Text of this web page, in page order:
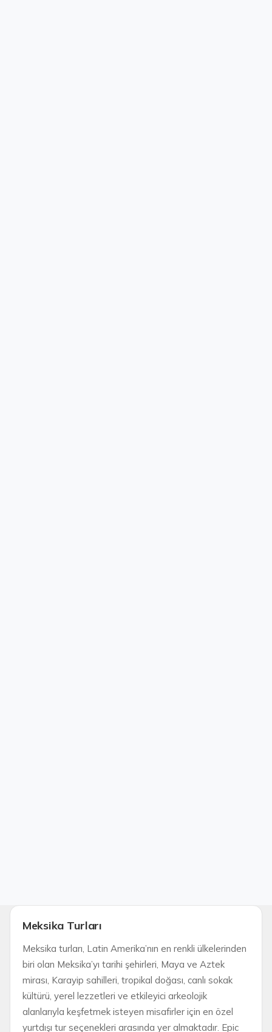
Meksika Turları
Meksika turları, Latin Amerika’nın en renkli ülkelerinden
biri olan Meksika’yı tarihi şehirleri, Maya ve Aztek
mirası, Karayip sahilleri, tropikal doğası, canlı sokak
kültürü, yerel lezzetleri ve etkileyici arkeolojik
alanlarıyla keşfetmek isteyen misafirler için en özel
yurtdışı tur seçenekleri arasında yer almaktadır. Epic